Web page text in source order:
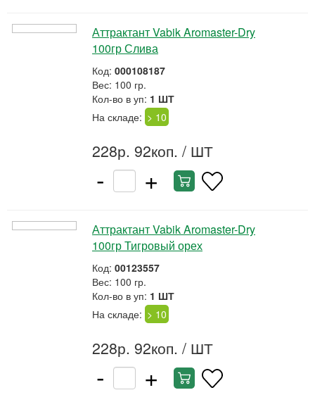
Аттрактант Vabik Aromaster-Dry
100гр Слива
Код: 000108187
Вес: 100 гр.
Кол-во в уп: 1 ШТ
На складе: > 10
228р. 92коп. / ШТ
- +
Аттрактант Vabik Aromaster-Dry
100гр Тигровый орех
Код: 00123557
Вес: 100 гр.
Кол-во в уп: 1 ШТ
На складе: > 10
228р. 92коп. / ШТ
- +